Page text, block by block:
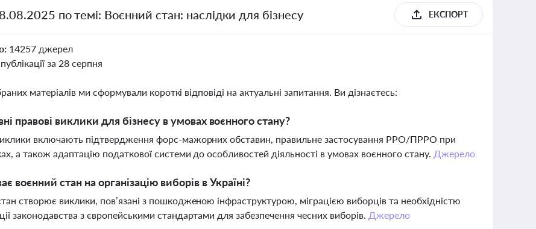
по темі: Воєнний стан: наслідки для бізнесу ЕКСПОРТ
14257 джерел
за 28 серпня
матеріалів ми сформували короткі відповіді на актуальні запитання. Ви дізнаєтесь:
правові виклики для бізнесу в умовах воєнного стану?
включають підтвердження форс-мажорних обставин, правильне застосування РРО/ПРРО при
а також адаптацію податкової системи до особливостей діяльності в умовах воєнного стану. Джерело
воєнний стан на організацію виборів в Україні?
створює виклики, пов’язані з пошкодженою інфраструктурою, міграцією виборців та необхідністю
законодавства з європейськими стандартами для забезпечення чесних виборів. Джерело